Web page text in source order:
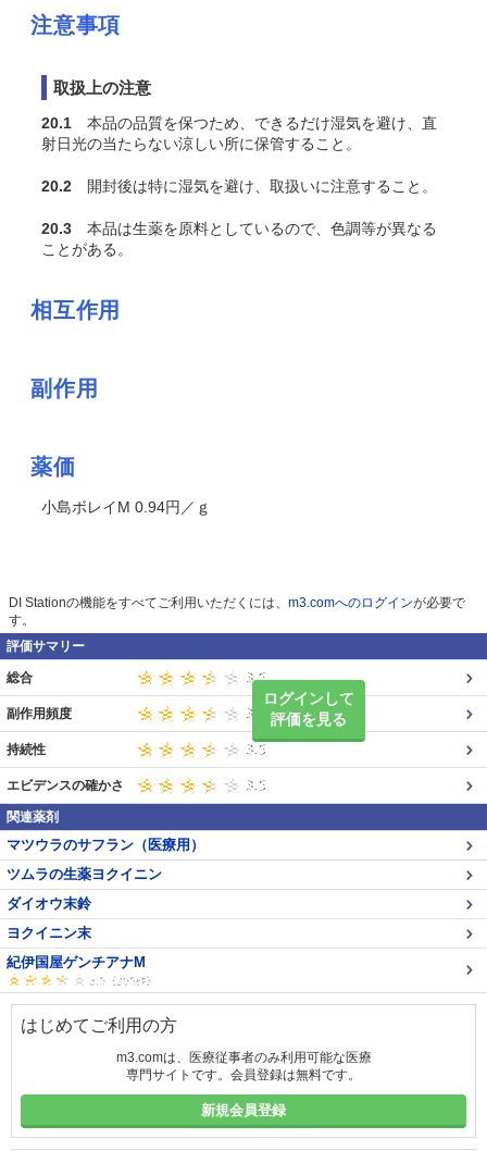
注意事項
取扱上の注意
20.1 本品の品質を保つため、できるだけ湿気を避け、直
射日光の当たらない涼しい所に保管すること。
20.2 開封後は特に湿気を避け、取扱いに注意すること。
20.3 本品は生薬を原料としているので、色調等が異なる
ことがある。
相互作用
副作用
薬価
小島ボレイM 0.94円／ｇ
DI Stationの機能をすべてご利用いただくには、 m3.comへのログインが必要で
す。
評価サマリー
ログインして
評価を見る
総合
副作用頻度
持続性
エビデンスの確かさ
関連薬剤
マツウラのサフラン（医療用）
ツムラの生薬ヨクイニン
ダイオウ末鈴
ヨクイニン末
紀伊国屋ゲンチアナM
はじめてご利用の方
m3.comは、医療従事者のみ利用可能な医療
専門サイトです。会員登録は無料です。
新規会員登録